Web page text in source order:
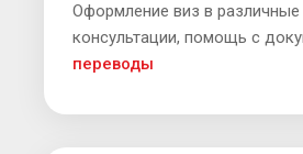
Оформление виз в различные
консультации, помощь с
переводы